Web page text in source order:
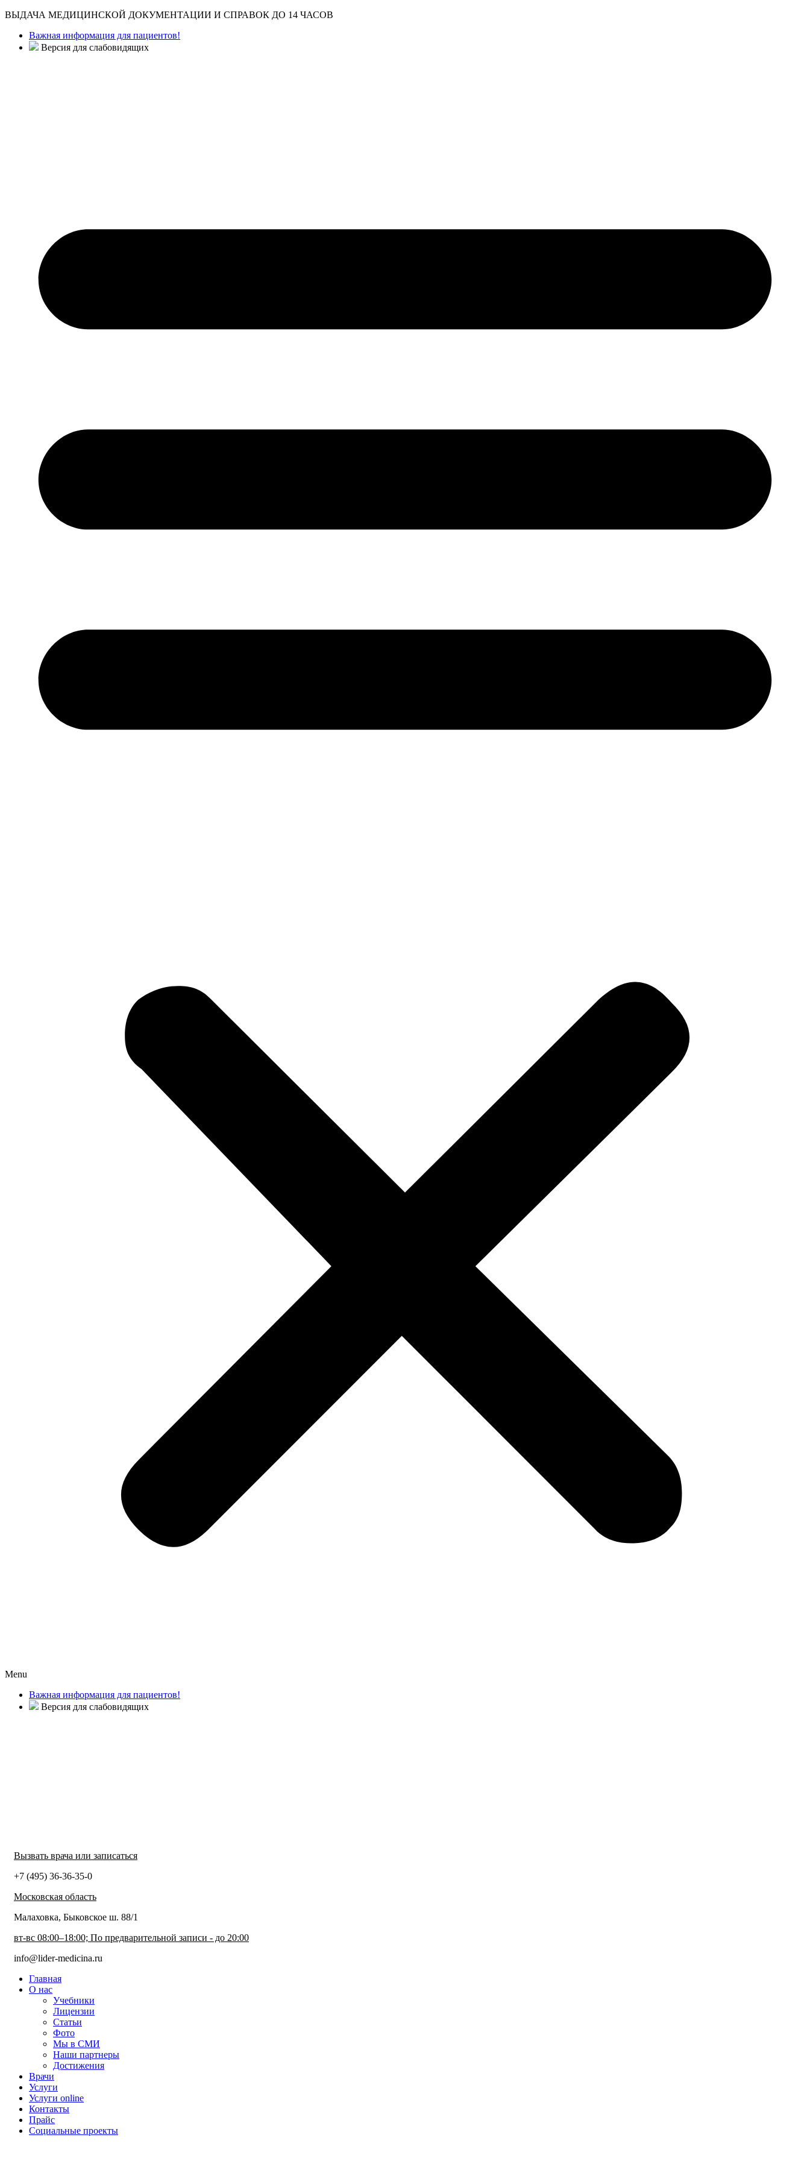
ВЫДАЧА МЕДИЦИНСКОЙ ДОКУМЕНТАЦИИ И СПРАВОК ДО 14 ЧАСОВ
Важная информация для пациентов!
Версия для слабовидящих
Menu
Важная информация для пациентов!
Версия для слабовидящих
Вызвать врача или записаться
+7 (495) 36-36-35-0
Московская область
Малаховка, Быковское ш. 88/1
вт-вс 08:00–18:00; По предварительной записи - до 20:00
info@lider-medicina.ru
Главная
О нас
Учебники
Лицензии
Статьи
Фото
Мы в СМИ
Наши партнеры
Достижения
Врачи
Услуги
Услуги online
Контакты
Прайс
Социальные проекты